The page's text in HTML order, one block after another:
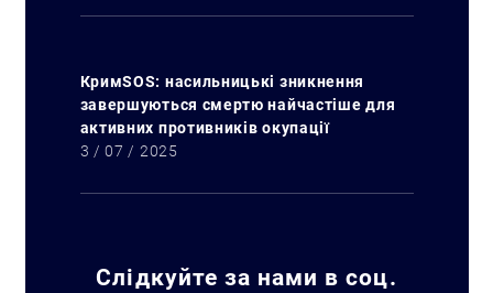
КримSOS: насильницькі зникнення
завершуються смертю найчастіше для
активних противників окупації
3 / 07 / 2025
Слідкуйте за нами в соц.